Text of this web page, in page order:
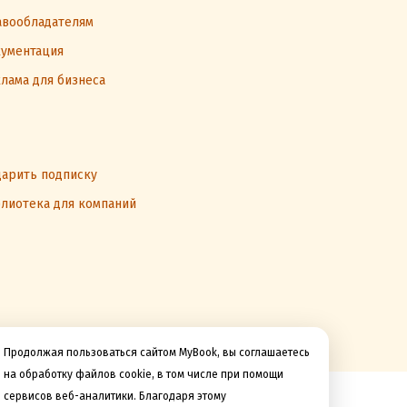
Продолжая пользоваться сайтом MyBook, вы соглашаетесь
на обработку файлов cookie, в том числе при помощи
сервисов веб-аналитики. Благодаря этому
для бизнеса
подписку
для компаний